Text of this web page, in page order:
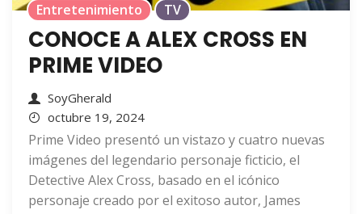
Entretenimiento TV
CONOCE A ALEX CROSS EN
PRIME VIDEO
SoyGherald
octubre 19, 2024
Prime Video presentó un vistazo y cuatro nuevas
imágenes del legendario personaje ficticio, el
Detective Alex Cross, basado en el icónico
personaje creado por el exitoso autor, James